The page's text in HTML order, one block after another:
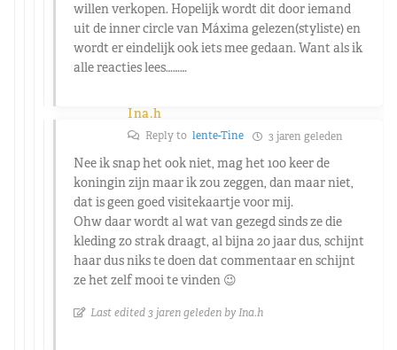
willen verkopen. Hopelijk wordt dit door iemand
uit de inner circle van Máxima gelezen(styliste) en
wordt er eindelijk ook iets mee gedaan. Want als ik
alle reacties lees………
Ina.h
Reply to lente-Tine 3 jaren geleden
Nee ik snap het ook niet, mag het 100 keer de
koningin zijn maar ik zou zeggen, dan maar niet,
dat is geen goed visitekaartje voor mij.
Ohw daar wordt al wat van gezegd sinds ze die
kleding zo strak draagt, al bijna 20 jaar dus, schijnt
haar dus niks te doen dat commentaar en schijnt
ze het zelf mooi te vinden 😉
Last edited 3 jaren geleden by Ina.h